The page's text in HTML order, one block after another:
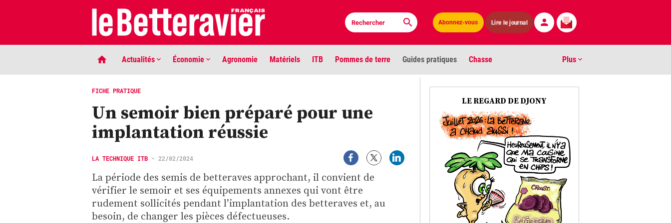
Abonnez-vous Lire le journal
Actualités Économie Agronomie Matériels ITB Pommes de terre Guides pratiques Chasse Plus
LIGNE DE MIRE
Phaco quand tu nous tiens …
LIGNE DE MIRE
Les louvetiers devant le Parlement
PLUS
Anciens numéros
Biocarburants
Environnement
Vidéos
Contact
FICHE PRATIQUE
Un semoir bien préparé pour une
implantation réussie
LA TECHNIQUE ITB • 22/02/2024
La période des semis de betteraves approchant, il convient de
vérifier le semoir et ses équipements annexes qui vont être
rudement sollicités pendant l’implantation des betteraves et, au
besoin, de changer les pièces défectueuses.
LE REGARD DE DJONY